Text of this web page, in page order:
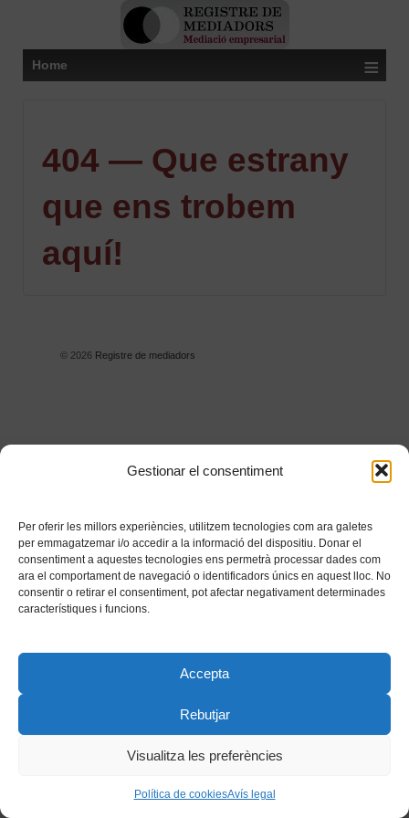
Gestionar el consentiment
Per oferir les millors experiències, utilitzem tecnologies com ara galetes
per emmagatzemar i/o accedir a la informació del dispositiu. Donar el
consentiment a aquestes tecnologies ens permetrà processar dades com
ara el comportament de navegació o identificadors únics en aquest lloc. No
consentir o retirar el consentiment, pot afectar negativament determinades
característiques i funcions.
Accepta
Rebutjar
Visualitza les preferències
Política de cookiesAvís legal
Home ≡
404 — Que estrany
que ens trobem
aquí!
© 2026Registre de mediadors